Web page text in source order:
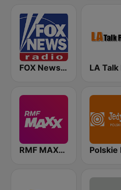
FOX News Radio
RMF MAXXX